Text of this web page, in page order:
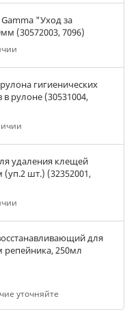
"Уход за
(30572003, 7096)
гигиенических
в рулоне (30531004,
удаления клещей
шт.) (32352001,
для
репейника, 250мл
уточняйте